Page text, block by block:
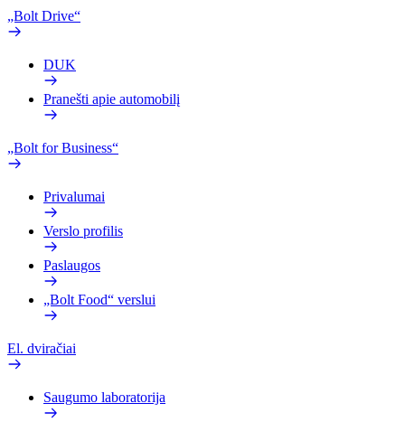
„Bolt Drive“
DUK
Pranešti apie automobilį
„Bolt for Business“
Privalumai
Verslo profilis
Paslaugos
„Bolt Food“ verslui
El. dviračiai
Saugumo laboratorija